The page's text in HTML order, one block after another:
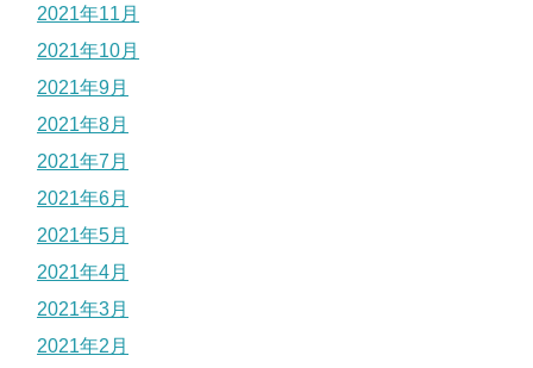
2021年11月
2021年10月
2021年9月
2021年8月
2021年7月
2021年6月
2021年5月
2021年4月
2021年3月
2021年2月